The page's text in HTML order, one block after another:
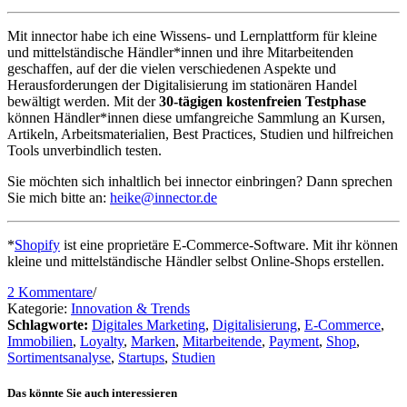
Mit innector habe ich eine Wissens- und Lernplattform für kleine
und mittelständische Händler*innen und ihre Mitarbeitenden
geschaffen, auf der die vielen verschiedenen Aspekte und
Herausforderungen der Digitalisierung im stationären Handel
bewältigt werden. Mit der30-tägigen kostenfreien Testphase
können Händler*innen diese umfangreiche Sammlung an Kursen,
Artikeln, Arbeitsmaterialien, Best Practices, Studien und hilfreichen
Tools unverbindlich testen.
Sie möchten sich inhaltlich bei innector einbringen? Dann sprechen
Sie mich bitte an: heike@innector.de
*Shopify ist eine proprietäre E-Commerce-Software. Mit ihr können
kleine und mittelständische Händler selbst Online-Shops erstellen.
2 Kommentare/
Kategorie: Innovation & Trends
Schlagworte: Digitales Marketing, Digitalisierung, E-Commerce,
Immobilien, Loyalty, Marken, Mitarbeitende, Payment, Shop,
Sortimentsanalyse, Startups, Studien
Das könnte Sie auch interessieren